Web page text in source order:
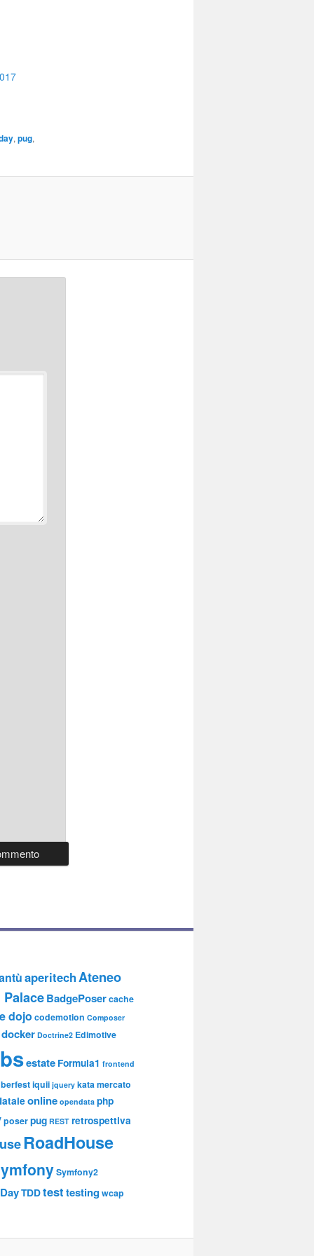
, pug,
aperitechAteneo
BadgePosercache
dojo codemotion Composer
docker Doctrine2 Edimotive
estate Formula1 frontend
iquii jquery katamercato
online opendata php
poserpug REST retrospettiva
RoadHouse
Symfony2
TDDtesttestingwcap